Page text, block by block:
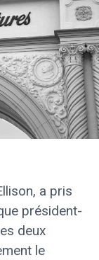
a pris
président-
deux
le